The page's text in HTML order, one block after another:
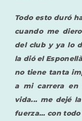
Todo esto duró
cuando me
del club y ya lo
la dió el
no tiene tanta
a mi carrera
vida... me dejé
fuerza... con